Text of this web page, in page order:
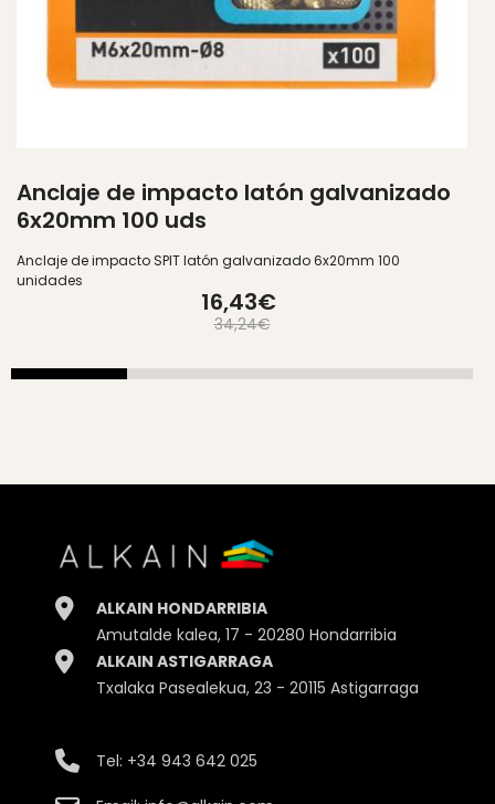
Anclaje de impacto latón galvanizado
6x20mm 100 uds
Anclaje de impacto SPIT latón galvanizado 6x20mm 100
unidades
16,43€
34,24€
ALKAIN HONDARRIBIA
Amutalde kalea, 17 - 20280 Hondarribia
ALKAIN ASTIGARRAGA
Txalaka Pasealekua, 23 - 20115 Astigarraga
Tel: +34 943 642 025